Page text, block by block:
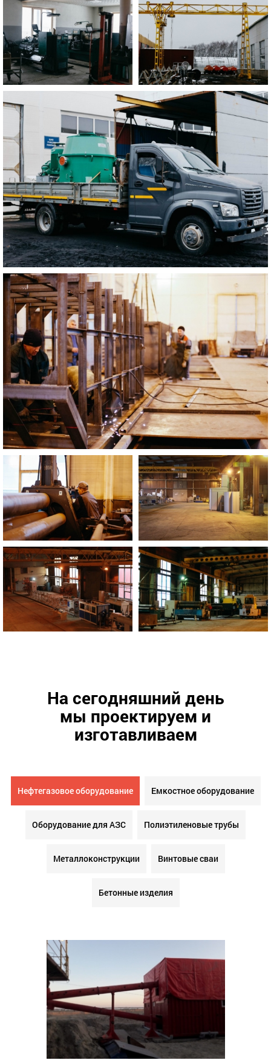
На сегодняшний день
мы проектируем и
изготавливаем
Нефтегазовое оборудование Емкостное оборудование
Оборудование для АЗС Полиэтиленовые трубы
Металлоконструкции Винтовые сваи
Бетонные изделия